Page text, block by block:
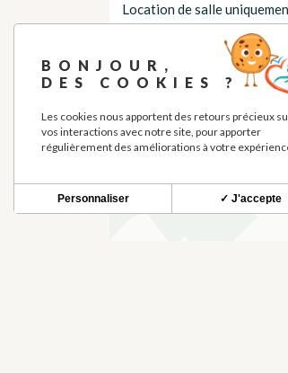
Location de salle
Tableau Blanc - Paper Board
+
−
BONJOUR,
DES COOKIES ?
Les cookies nous apportent des retours précieux
vos interactions avec notre site, pour apporter
régulièrement des améliorations à votre
✓ J'accepte
Personnaliser